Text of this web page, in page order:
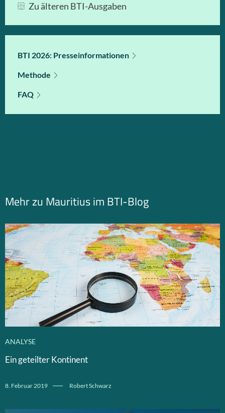
Zu älteren BTI-Ausgaben
BTI 2026: Presseinformationen
Methode
FAQ
Mehr zu Mauritius im BTI-Blog
ANALYSE
Ein geteilter Kontinent
8. Februar 2019 Robert Schwarz